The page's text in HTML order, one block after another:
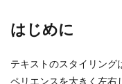
はじめに
テキストのスタイリング
ペリエンスを大きく左